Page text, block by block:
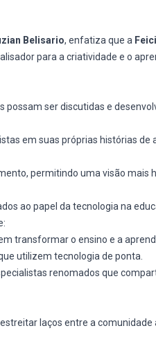
Belisario, enfatiza que a
para a criatividade e o
possam ser discutidas e
em suas próprias histórias de
permitindo uma visão mais
ao papel da tecnologia na
transformar o ensino e a
utilizem tecnologia de ponta.
renomados que
laços entre a